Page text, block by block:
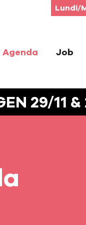
Lundi/
Agenda Job
29/11